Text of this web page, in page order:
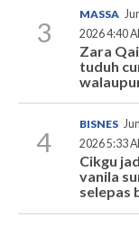
3
MASSA
2026 4:40
Zara
tuduh
4
BISNES
2026 5:33
Cikgu
vanila
selepas